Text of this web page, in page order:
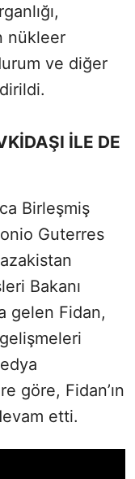
nükleer
ve diğer
İLE DE
Birleşmiş
Guterres
Bakanı
gelen Fidan,
göre, Fidan’ın
etti.